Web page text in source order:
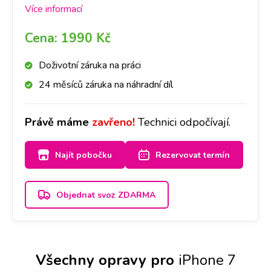
Vašeho iPhone 7 , abychom dokázali určit, co danou
s Vámi spojíme a domluvíme se na dalším postupu a
ceně opravy.
Více informací
Cena: 1990 Kč
Doživotní záruka na práci
24 měsíců záruka na náhradní díl
Právě máme zavřeno! Technici odpočívají.
Najít pobočku Rezervovat termín
Objednat svoz ZDARMA
Všechny opravy pro iPhone 7